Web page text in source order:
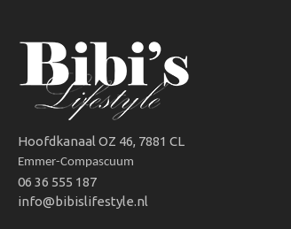
Hoofdkanaal OZ 46, 7881 CL
Emmer-Compascuum
06 36 555 187
info@bibislifestyle.nl